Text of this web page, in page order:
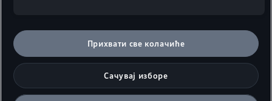
Прихвати све колачиће
Сачувај изборе